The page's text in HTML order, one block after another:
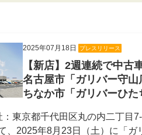
リー
2025年07月18日 プレスリリース
【新店】2週連続で中古
名古屋市「ガリバー守
ちなか市「ガリバーひ
東京都千代田区丸の内二丁目
、2025年8月23日（土）に「ガ